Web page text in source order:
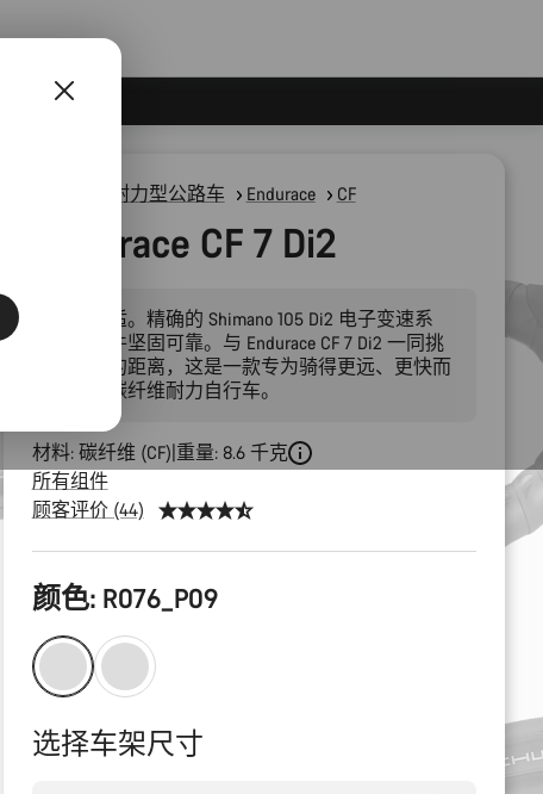
耐力型公路车 Endurace CF
Endurace CF 7 Di2
非凡舒适。精确的 Shimano 105 Di2 电子变速系
统。部件坚固可靠。与 Endurace CF 7 Di2 一同挑
战更远的距离，这是一款专为骑得更远、更快而
打造的碳纤维耐力自行车。
材料: 碳纤维 (CF) 重量: 8.6 千克
所有组件
顾客评价 (44)
产
品
配
置
颜色: R076_P09
选择车架尺寸